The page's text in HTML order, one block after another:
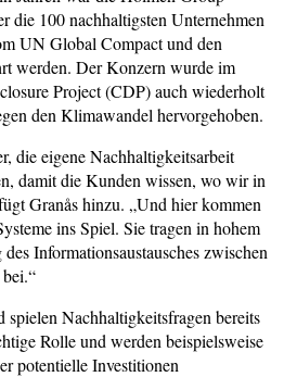
die 100 nachhaltigsten Unternehmen
UN Global Compact und den
werden. Der Konzern wurde im
Project (CDP) auch wiederholt
den Klimawandel hervorgehoben.
die eigene Nachhaltigkeitsarbeit
damit die Kunden wissen, wo wir in
Granås hinzu. „Und hier kommen
ins Spiel. Sie tragen in hohem
Informationsaustausches zwischen
spielen Nachhaltigkeitsfragen bereits
Rolle und werden beispielsweise
potentielle Investitionen